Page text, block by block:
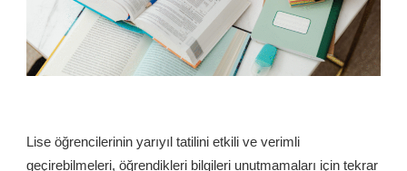
Lise öğrencilerinin yarıyıl tatilini etkili ve verimli
geçirebilmeleri, öğrendikleri bilgileri unutmamaları için tekrar